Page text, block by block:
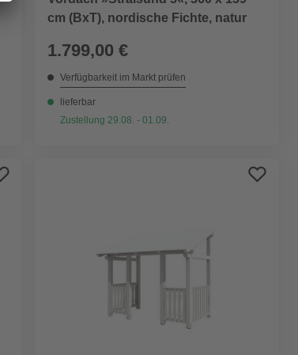
cm (BxT), nordische Fichte, natur
1.799,00 €
Verfügbarkeit im Markt prüfen
lieferbar
Zustellung 29.08. - 01.09.